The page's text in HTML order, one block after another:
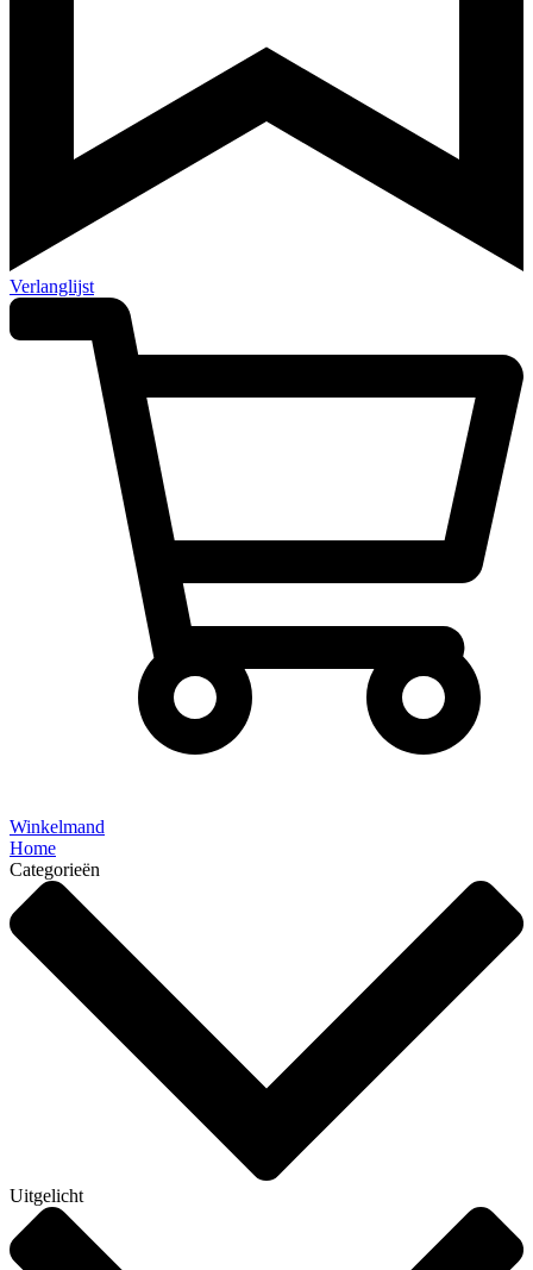
Verlanglijst
Winkelmand
Home
Categorieën
Uitgelicht